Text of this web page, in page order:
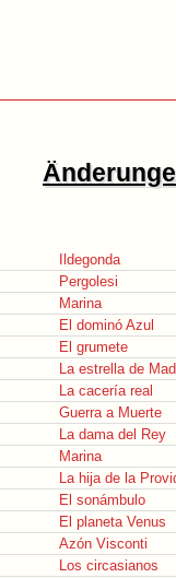
Ildegonda
Pergolesi
Marina
El dominó Azul
El grumete
La estrella de
La cacería real
Guerra a Muerte
La dama del Rey
Marina
La hija de la
El sonámbulo
El planeta Venus
Azón Visconti
Los circasianos